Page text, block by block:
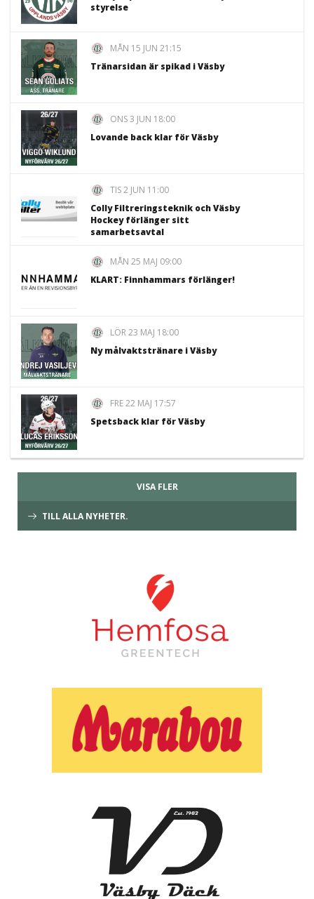
styrelse
MÅN 15 JUN 21:15
Tränarsidan är spikad i Väsby
ONS 3 JUN 18:00
Lovande back klar för Väsby
TIS 2 JUN 11:00
Colly Filtreringsteknik och Väsby
Hockey förlänger sitt
samarbetsavtal
MÅN 25 MAJ 09:00
KLART: Finnhammars förlänger!
LÖR 23 MAJ 18:00
Ny målvaktstränare i Väsby
FRE 22 MAJ 17:57
Spetsback klar för Väsby
VISA FLER
TILL ALLA NYHETER.